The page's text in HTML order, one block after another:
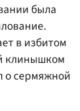
была
в избитом
клинышком
о сермяжной